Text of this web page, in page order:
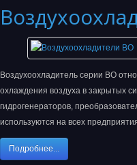
Воздухоохладитель серии ВО
охлаждения воздуха в закрытых
гидрогенераторов,
используются на всех
Подробнее...